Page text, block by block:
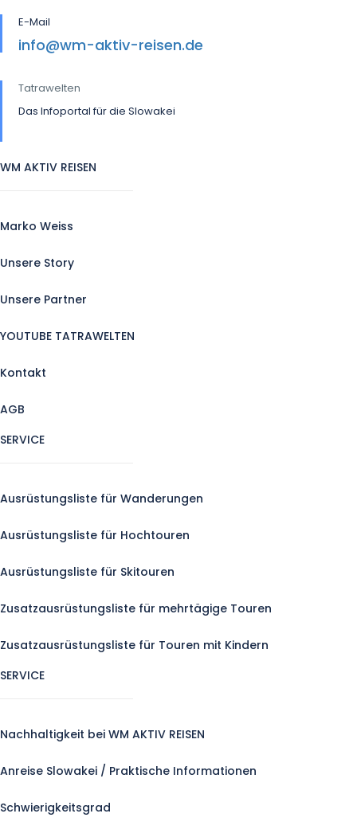
E-Mail
info@wm-aktiv-reisen.de
Tatrawelten
Das Infoportal für die Slowakei
WM AKTIV REISEN
Marko Weiss
Unsere Story
Unsere Partner
YOUTUBE TATRAWELTEN
Kontakt
AGB
SERVICE
Ausrüstungsliste für Wanderungen
Ausrüstungsliste für Hochtouren
Ausrüstungsliste für Skitouren
Zusatzausrüstungsliste für mehrtägige Touren
Zusatzausrüstungsliste für Touren mit Kindern
SERVICE
Nachhaltigkeit bei WM AKTIV REISEN
Anreise Slowakei / Praktische Informationen
Schwierigkeitsgrad